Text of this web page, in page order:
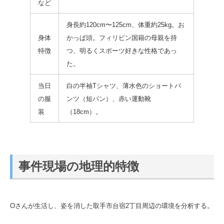
など
身体
特徴
身長約120cm〜125cm、体重約25kg。お
かっぱ頭。フィリピン国籍の母親を持
つ、明るくスポーツ好きな性格であっ
た。
当日
の服
装
白の半袖Tシャツ、薄水色のショートパ
ンツ（短パン）、赤い運動靴
（18cm）。
事件現場の地理的特徴
Oさんが生活し、姿を消した取手市台宿2丁目周辺の環境を分析する。